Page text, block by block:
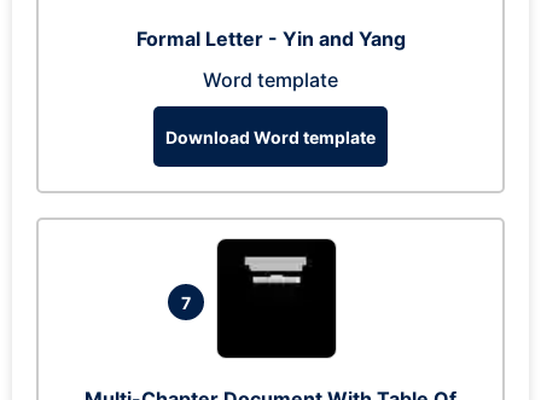
Formal Letter - Yin and Yang
Word template
Download Word template
7